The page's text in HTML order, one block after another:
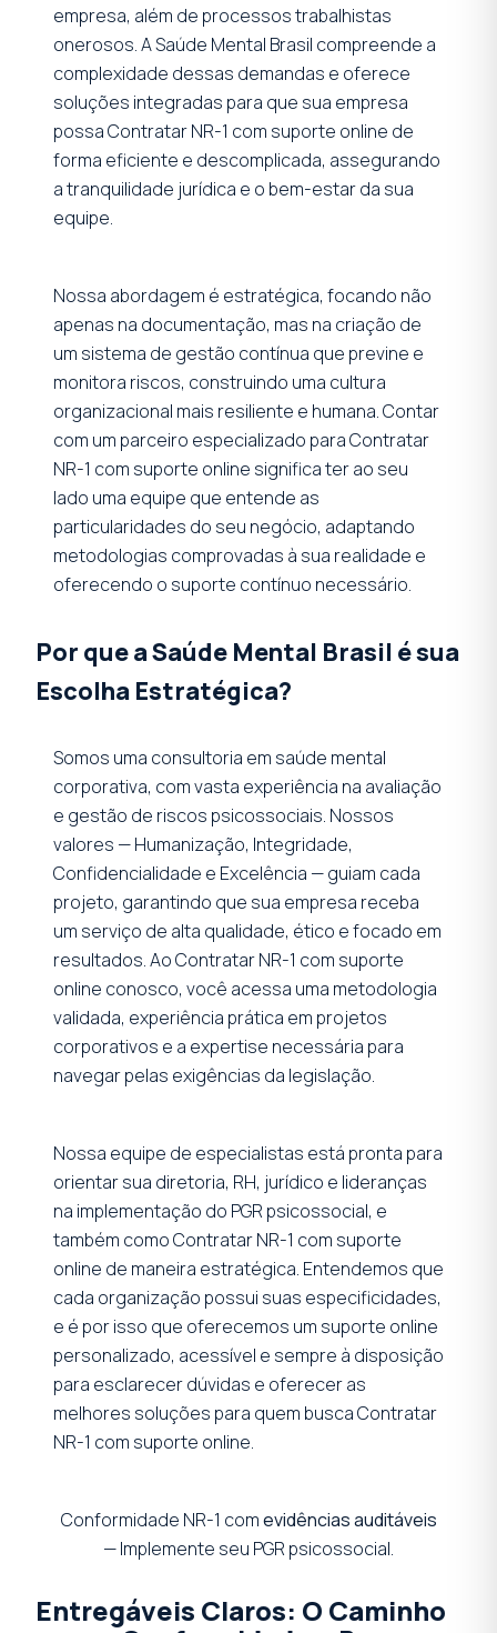
empresa, além de processos trabalhistas
onerosos. A Saúde Mental Brasil compreende a
complexidade dessas demandas e oferece
soluções integradas para que sua empresa
possa Contratar NR-1 com suporte online de
forma eficiente e descomplicada, assegurando
a tranquilidade jurídica e o bem-estar da sua
equipe.
Nossa abordagem é estratégica, focando não
apenas na documentação, mas na criação de
um sistema de gestão contínua que previne e
monitora riscos, construindo uma cultura
organizacional mais resiliente e humana. Contar
com um parceiro especializado para Contratar
NR-1 com suporte online significa ter ao seu
lado uma equipe que entende as
particularidades do seu negócio, adaptando
metodologias comprovadas à sua realidade e
oferecendo o suporte contínuo necessário.
Por que a Saúde Mental Brasil é sua
Escolha Estratégica?
Somos uma consultoria em saúde mental
corporativa, com vasta experiência na avaliação
e gestão de riscos psicossociais. Nossos
valores — Humanização, Integridade,
Confidencialidade e Excelência — guiam cada
projeto, garantindo que sua empresa receba
um serviço de alta qualidade, ético e focado em
resultados. Ao Contratar NR-1 com suporte
online conosco, você acessa uma metodologia
validada, experiência prática em projetos
corporativos e a expertise necessária para
navegar pelas exigências da legislação.
Nossa equipe de especialistas está pronta para
orientar sua diretoria, RH, jurídico e lideranças
na implementação do PGR psicossocial, e
também como Contratar NR-1 com suporte
online de maneira estratégica. Entendemos que
cada organização possui suas especificidades,
e é por isso que oferecemos um suporte online
personalizado, acessível e sempre à disposição
para esclarecer dúvidas e oferecer as
melhores soluções para quem busca Contratar
NR-1 com suporte online.
Conformidade NR-1 comevidências auditáveis
— Implemente seu PGR psicossocial.
Entregáveis Claros: O Caminho